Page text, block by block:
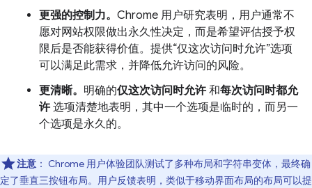
更强的控制力。 Chrome 用户研究表明，用户通常不
愿对网站权限做出永久性决定，而是希望评估授予权
限后是否能获得价值。提供“仅这次访问时允许”选项
可以满足此需求，并降低允许访问的风险。
更清晰。 明确的仅这次访问时允许 和每次访问时都允
许 选项清楚地表明，其中一个选项是临时的，而另一
个选项是永久的。
注意 ： Chrome 用户体验团队测试了多种布局和字符串变体，最终确
定了垂直三按钮布局。用户反馈表明，类似于移动界面布局的布局可以提